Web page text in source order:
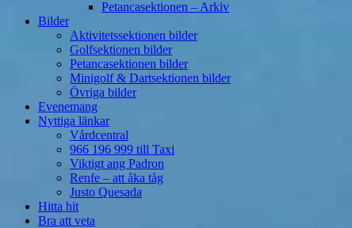
Petancasektionen – Arkiv
Bilder
Aktivitetssektionen bilder
Golfsektionen bilder
Petancasektionen bilder
Minigolf & Dartsektionen bilder
Övriga bilder
Evenemang
Nyttiga länkar
Vårdcentral
966 196 999 till Taxi
Viktigt ang Padron
Renfe – att åka tåg
Justo Quesada
Hitta hit
Bra att veta